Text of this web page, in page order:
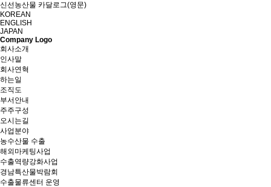
신선농산물 카달로그(영문)
KOREAN
ENGLISH
JAPAN
Company Logo
회사소개
인사말
회사연혁
하는일
조직도
부서안내
주주구성
오시는길
사업분야
농수산물 수출
해외마케팅사업
수출역량강화사업
경남특산물박람회
수출물류센터 운영